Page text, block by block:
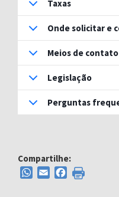
Taxas
Onde solicitar e
Meios de
Legislação
Perguntas
Compartilhe:
WhatsApp
EmailFacebook